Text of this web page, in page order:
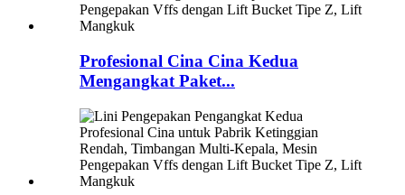
Profesional Cina Cina Kedua
Mengangkat Paket...